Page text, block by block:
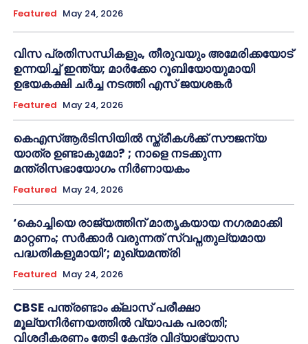
Featured May 24, 2026
വിസ പ്രതിസന്ധികളും, തീരുവയും അമേരിക്കയോട്
ഉന്നയിച്ച് ഇന്ത്യ; മാർക്കോ റൂബിയോയുമായി
ഉഭയകക്ഷി ചർച്ച നടത്തി എസ് ജയശങ്കർ
Featured May 24, 2026
കെഎസ്ആർടിസിയിൽ സ്ത്രീകൾക്ക് സൗജന്യ
യാത്ര ഉണ്ടാകുമോ? ; നാളെ നടക്കുന്ന
മന്ത്രിസഭായോഗം നിർണായകം
Featured May 24, 2026
‘കൊച്ചിയെ രാജ്യത്തിന് മാതൃകയായ നഗരമാക്കി
മാറ്റണം; സർക്കാർ വരുന്നത് സ്വപ്നതുല്യമായ
പദ്ധതികളുമായി’; മുഖ്യമന്ത്രി
Featured May 24, 2026
CBSE പന്ത്രണ്ടാം ക്ലാസ് പരീക്ഷാ
മൂല്യനിർണയത്തിൽ വ്യാപക പരാതി;
വിശദീകരണം തേടി കേന്ദ്ര വിദ്യാഭ്യാസ